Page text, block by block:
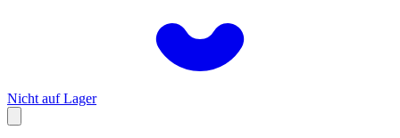
Nicht auf Lager